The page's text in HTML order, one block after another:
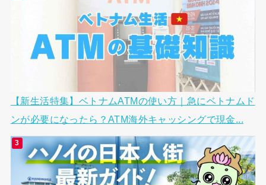
【新生活特集】ベトナムATMの使い方｜急にベトナムド
ンが必要になったら？ATM海外キャッシングで現金...